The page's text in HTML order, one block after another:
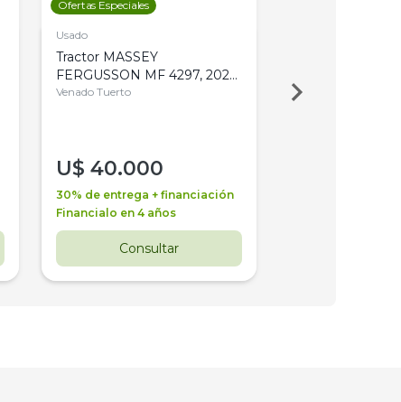
Ofertas Especiales
Usado
Tractor MASSEY
FERGUSSON MF 4297, 2020,
4WD, PATON
Venado Tuerto
U$ 40.000
30% de entrega + financiación
Financialo en 4 años
Consultar
Venado Tuerto